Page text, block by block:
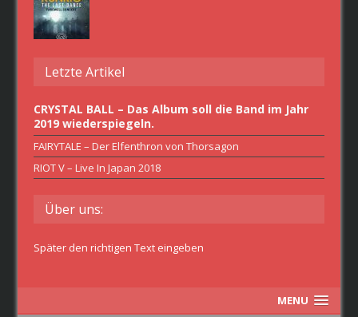
Letzte Artikel
CRYSTAL BALL – Das Album soll die Band im Jahr
2019 wiederspiegeln.
FAIRYTALE – Der Elfenthron von Thorsagon
RIOT V – Live In Japan 2018
Über uns:
Später den richtigen Text eingeben
MENU